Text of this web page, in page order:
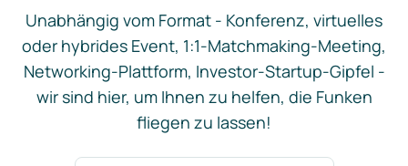
Unabhängig vom Format - Konferenz, virtuelles
oder hybrides Event, 1:1-Matchmaking-Meeting,
Networking-Plattform, Investor-Startup-Gipfel -
wir sind hier, um Ihnen zu helfen, die Funken
fliegen zu lassen!